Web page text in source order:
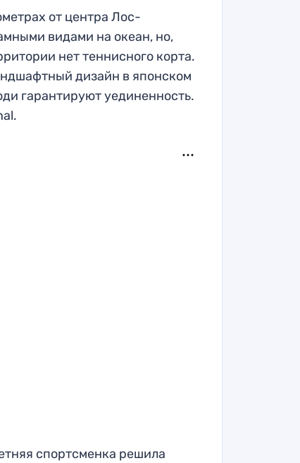
от центра Лос-
видами на океан, но,
нет теннисного корта.
дизайн в японском
гарантируют уединенность.
спортсменка решила